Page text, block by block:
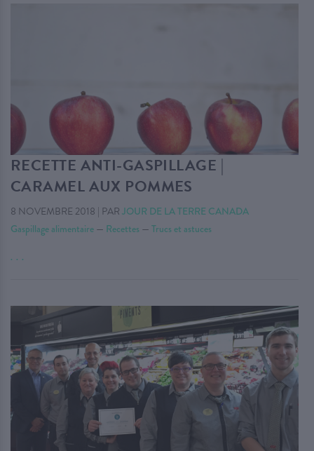
RECETTE ANTI-GASPILLAGE |
CARAMEL AUX POMMES
8 NOVEMBRE 2018 | PAR JOUR DE LA TERRE CANADA
Gaspillage alimentaire — Recettes — Trucs et astuces
. . .